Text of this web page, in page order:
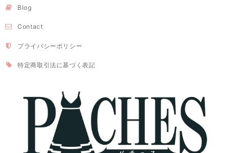
Blog
Contact
プライバシーポリシー
特定商取引法に基づく表記